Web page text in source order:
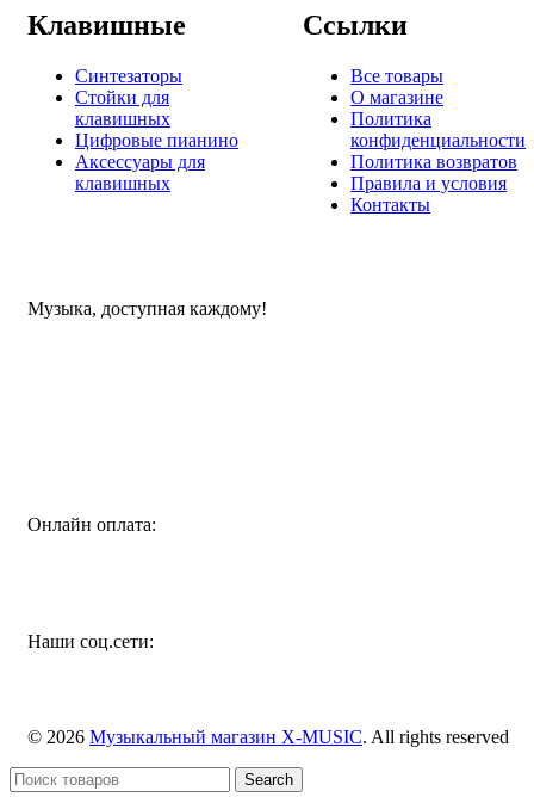
Клавишные
Синтезаторы
Стойки для
клавишных
Цифровые пианино
Аксессуары для
клавишных
Ссылки
Все товары
О магазине
Политика
конфиденциальности
Политика возвратов
Правила и условия
Контакты
Музыка, доступная каждому!
Онлайн оплата:
Наши соц.сети:
© 2026 Музыкальный магазин X-MUSIC. All rights reserved
Search